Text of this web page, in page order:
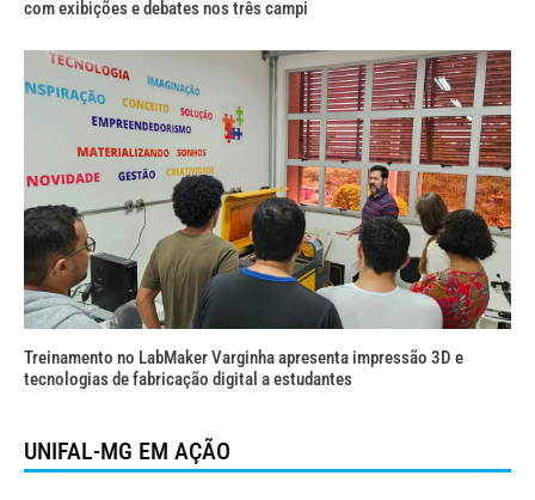
com exibições e debates nos três campi
Treinamento no LabMaker Varginha apresenta impressão 3D e
tecnologias de fabricação digital a estudantes
UNIFAL-MG EM AÇÃO